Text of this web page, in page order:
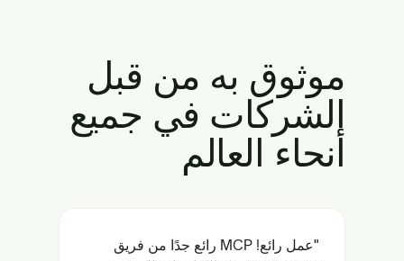
موثوق به من قبل
الشركات في جميع
أنحاء العالم
"عمل رائع! MCP رائع جدًا من فريق